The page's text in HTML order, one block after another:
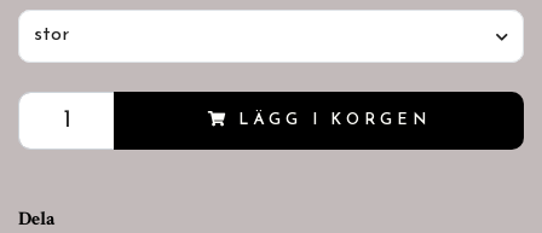
stor
LÄGG I KORGEN
Dela